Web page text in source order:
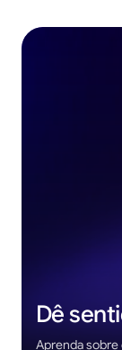
Dê
Aprenda sobre